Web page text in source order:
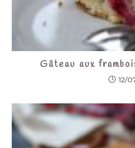
Gâteau aux
12/